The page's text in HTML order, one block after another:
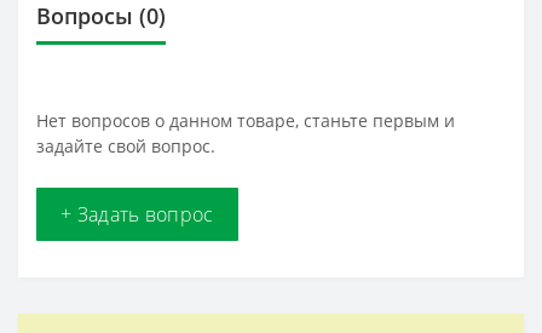
Вопросы (0)
Нет вопросов о данном товаре, станьте первым и
задайте свой вопрос.
+ Задать вопрос